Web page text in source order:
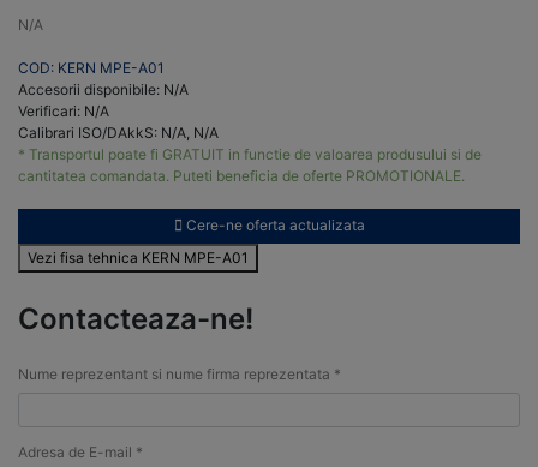
N/A
COD: KERN MPE-A01
Accesorii disponibile: N/A
Verificari: N/A
Calibrari ISO/DAkkS: N/A, N/A
* Transportul poate fi GRATUIT in functie de valoarea produsului si de
cantitatea comandata. Puteti beneficia de oferte PROMOTIONALE.
Cere-ne oferta actualizata
Vezi fisa tehnica KERN MPE-A01
Contacteaza-ne!
Nume reprezentant si nume firma reprezentata *
Adresa de E-mail *